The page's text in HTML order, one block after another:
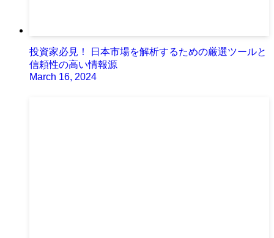
投資家必見！ 日本市場を解析するための厳選ツールと
信頼性の高い情報源
March 16, 2024